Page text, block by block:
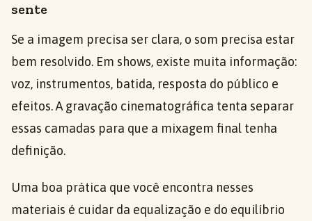
sente
Se a imagem precisa ser clara, o som precisa estar
bem resolvido. Em shows, existe muita informação:
voz, instrumentos, batida, resposta do público e
efeitos. A gravação cinematográfica tenta separar
essas camadas para que a mixagem final tenha
definição.
Uma boa prática que você encontra nesses
materiais é cuidar da equalização e do equilíbrio